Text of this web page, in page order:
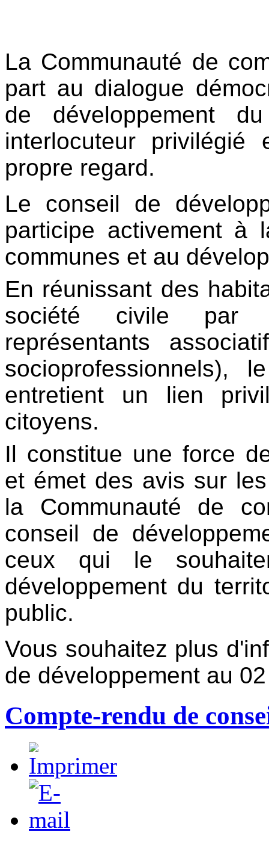
La Communauté de
part au dialogue
de développement
interlocuteur privilégié
propre regard.
Le conseil de
participe activement à
communes et au
En réunissant des
société civile par
représentants
socioprofessionnels),
entretient un lien
citoyens.
Il constitue une force
et émet des avis sur
la Communauté de
conseil de
ceux qui le
développement du
public.
Vous souhaitez plus
de développement au
Compte-rendu de